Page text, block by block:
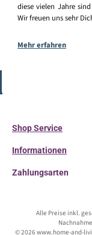
diese vielen Jahre
Wir freuen uns sehr
Mehr erfahren
Shop Service
Informationen
Zahlungsarten
Alle Preise inkl.
© 2026 www.home-and-